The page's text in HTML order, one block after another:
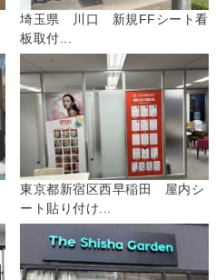
埼玉県 川口 新規FFシート看
板取付...
東京都新宿区西早稲田 屋内シ
ート貼り付け...